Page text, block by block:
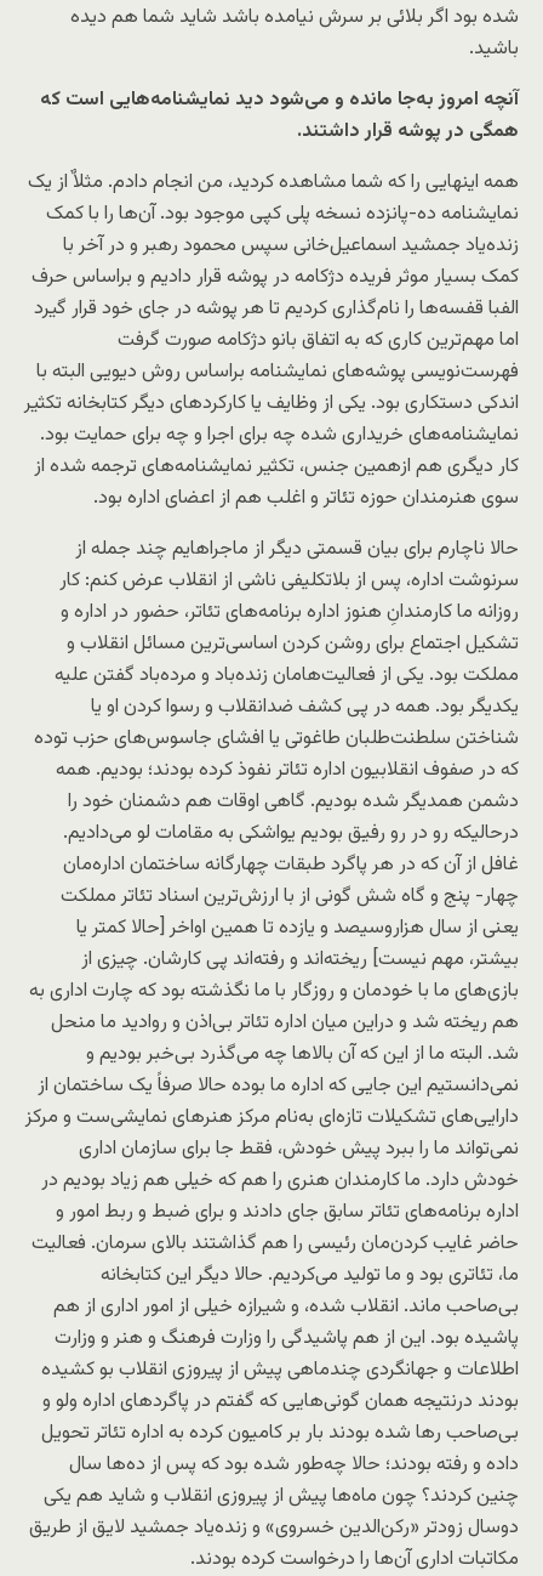
شده بود اگر بلائی بر سرش نیامده باشد شاید شما هم دیده
باشید.
آنچه امروز به‌جا مانده و می‌شود دید نمایشنامه‌هایی است که
همگی در پوشه قرار داشتند.
همه اینهایی را که شما مشاهده کردید، من انجام دادم. مثلاٌ از یک
نمایشنامه ده-پانزده نسخه پلی کپی موجود بود. آن‌ها را با کمک
زنده‌یاد جمشید اسماعیل‌خانی سپس محمود رهبر و در آخر با
کمک بسیار موثر فریده دژکامه در پوشه قرار دادیم و براساس حرف
الفبا قفسه‌ها را نام‌گذاری کردیم تا هر پوشه در جای خود قرار گیرد
اما مهم‌ترین کاری که به اتفاق بانو دژکامه صورت گرفت
فهرست‌نویسی پوشه‌های نمایشنامه براساس روش دیویی البته با
اندکی دستکاری بود. یکی از وظایف یا کارکردهای دیگر کتابخانه تکثیر
نمایشنامه‌های خریداری شده چه برای اجرا و چه برای حمایت بود.
کار دیگری هم ازهمین جنس، تکثیر نمایشنامه‌های ترجمه شده از
سوی هنرمندان حوزه تئاتر و اغلب هم از اعضای اداره بود.
حالا ناچارم برای بیان قسمتی دیگر از ماجراهایم چند جمله از
سرنوشت اداره، پس از بلاتکلیفی ناشی از انقلاب عرض کنم: کار
روزانه ما کارمندانِ هنوز اداره برنامه‌های تئاتر، حضور در اداره و
تشکیل اجتماع برای روشن کردن اساسی‌ترین مسائل انقلاب و
مملکت بود. یکی از فعالیت‌هامان زنده‌باد و مرده‌باد گفتن علیه
یکدیگر بود. همه در پی کشف ضدانقلاب و رسوا کردن او یا
شناختن سلطنت‌طلبان طاغوتی یا افشای جاسوس‌های حزب توده
که در صفوف انقلابیون اداره تئاتر نفوذ کرده بودند؛ بودیم. همه
دشمن همدیگر شده بودیم. گاهی اوقات هم دشمنان خود را
درحالیکه رو در رو رفیق بودیم یواشکی به مقامات لو می‌دادیم.
غافل از آن که در هر پاگرد طبقات چهارگانه ساختمان اداره‌مان
چهار- پنج و گاه شش گونی از با ارزش‌ترین اسناد تئاتر مملکت
یعنی از سال هزاروسیصد و یازده تا همین اواخر [حالا کمتر یا
بیشتر، مهم نیست] ریخته‌اند و رفته‌اند پی کارشان. چیزی از
بازی‌های ما با خودمان و روزگار با ما نگذشته بود که چارت اداری به
هم ریخته شد و دراین میان اداره تئاتر بی‌اذن و روادید ما منحل
شد. البته ما از این که آن بالاها چه می‌گذرد بی‌خبر بودیم و
نمی‌دانستیم این جایی که اداره ما بوده حالا صرفاً یک ساختمان از
دارایی‌های تشکیلات تازه‌ای به‌نام مرکز هنرهای نمایشی‌ست و مرکز
نمی‌تواند ما را ببرد پیش خودش، فقط جا برای سازمان اداری
خودش دارد. ما کارمندان هنری را هم که خیلی هم زیاد بودیم در
اداره برنامه‌های تئاتر سابق جای دادند و برای ضبط و ربط امور و
حاضر غایب کردن‌مان رئیسی را هم گذاشتند بالای سرمان. فعالیت
ما، تئاتری بود و ما تولید می‌کردیم. حالا دیگر این کتابخانه
بی‌صاحب ماند. انقلاب شده، و شیرازه خیلی از امور اداری از هم
پاشیده بود. این از هم پاشیدگی را وزارت فرهنگ و هنر و وزارت
اطلاعات و جهانگردی چندماهی پیش از پیروزی انقلاب بو کشیده
بودند درنتیجه همان گونی‌هایی که گفتم در پاگردهای اداره ولو و
بی‌صاحب رها شده بودند بار بر کامیون کرده به اداره تئاتر تحویل
داده و رفته بودند؛ حالا چه‌طور شده بود که پس از ده‌ها سال
چنین کردند؟ چون ماه‌ها پیش از پیروزی انقلاب و شاید هم یکی
دوسال زودتر «رکن‌الدین خسروی» و زنده‌یاد جمشید لایق از طریق
مکاتبات اداری آن‌ها را درخواست کرده بودند.